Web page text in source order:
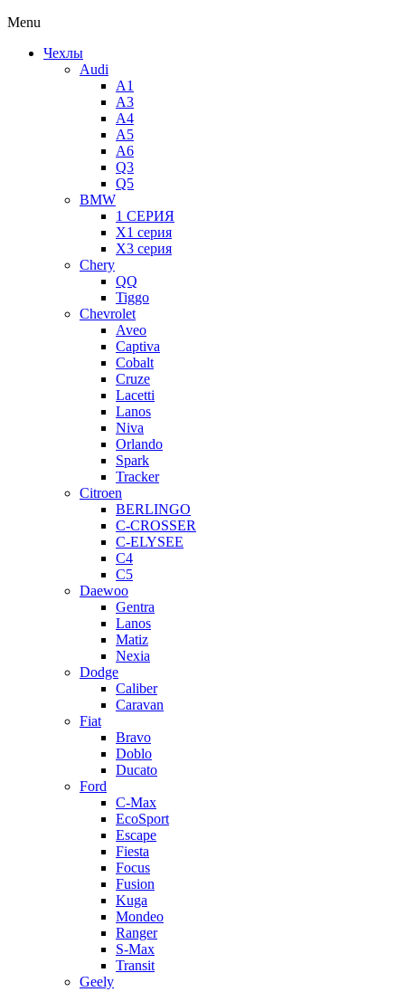
Menu
Чехлы
Audi
A1
A3
A4
A5
A6
Q3
Q5
BMW
1 СЕРИЯ
X1 серия
X3 серия
Chery
QQ
Tiggo
Chevrolet
Aveo
Captiva
Cobalt
Cruze
Lacetti
Lanos
Niva
Orlando
Spark
Tracker
Citroen
BERLINGO
C-CROSSER
C-ELYSEE
C4
C5
Daewoo
Gentra
Lanos
Matiz
Nexia
Dodge
Caliber
Caravan
Fiat
Bravo
Doblo
Ducato
Ford
C-Max
EcoSport
Escape
Fiesta
Focus
Fusion
Kuga
Mondeo
Ranger
S-Max
Transit
Geely